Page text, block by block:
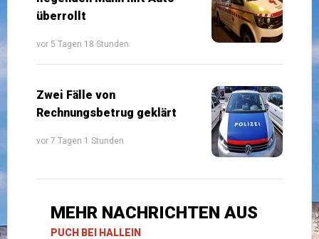
überrollt
vor 5 Tagen 18 Stunden
Zwei Fälle von
Rechnungsbetrug geklärt
vor 7 Tagen 1 Stunden
MEHR NACHRICHTEN AUS
PUCH BEI HALLEIN